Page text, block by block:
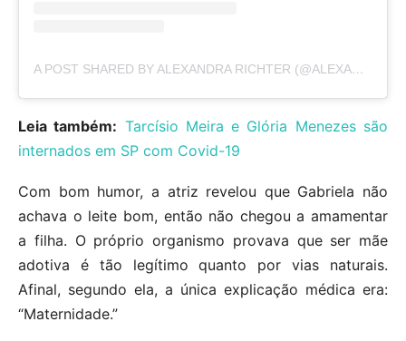
A POST SHARED BY ALEXANDRA RICHTER (@ALEXANDRARICHTEROFICIAL)
Leia também: Tarcísio Meira e Glória Menezes são
internados em SP com Covid-19
Com bom humor, a atriz revelou que Gabriela não
achava o leite bom, então não chegou a amamentar
a filha. O próprio organismo provava que ser mãe
adotiva é tão legítimo quanto por vias naturais.
Afinal, segundo ela, a única explicação médica era:
“Maternidade.”